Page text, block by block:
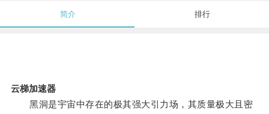
简介 排行
云梯加速器
黑洞是宇宙中存在的极其强大引力场，其质量极大且密